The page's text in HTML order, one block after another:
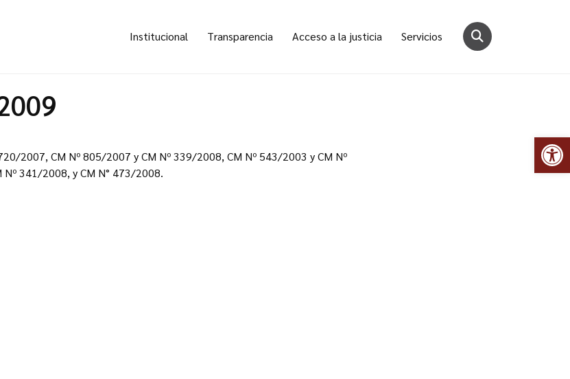
Institucional Transparencia Acceso a la justicia Servicios
2007, CM Nº 805/2007 y CM Nº 339/2008, CM Nº 543/2003 y CM Nº
341/2008, y CM N° 473/2008.